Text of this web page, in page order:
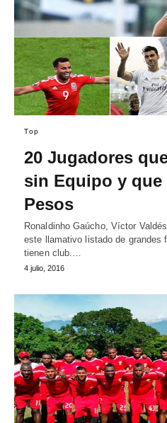
Top
20 Jugadores
sin Equipo y que
Pesos
Ronaldinho Gaúcho, Víctor
este llamativo listado de grandes
tienen club.…
4 julio, 2016